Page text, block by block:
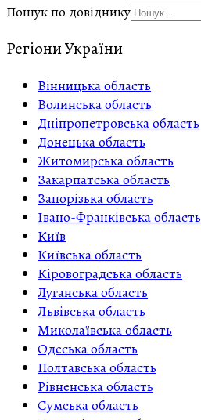
Пошук по довіднику
Регіони України
Вінницька область
Волинська область
Дніпропетровська область
Донецька область
Житомирська область
Закарпатська область
Запорізька область
Івано-Франківська область
Київ
Київська область
Кіровоградська область
Луганська область
Львівська область
Миколаївська область
Одеська область
Полтавська область
Рівненська область
Сумська область